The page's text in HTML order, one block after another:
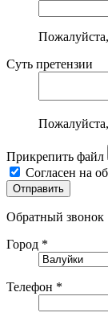
Суть претензии
Прикрепить файл
Согласен на
Обратный звонок
Город *
Телефон *